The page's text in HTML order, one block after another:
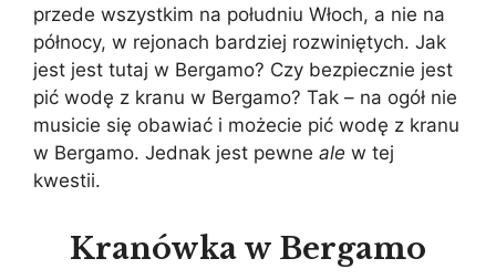
przede wszystkim na południu Włoch, a nie na
północy, w rejonach bardziej rozwiniętych. Jak
jest jest tutaj w Bergamo? Czy bezpiecznie jest
pić wodę z kranu w Bergamo? Tak – na ogół nie
musicie się obawiać i możecie pić wodę z kranu
w Bergamo. Jednak jest pewne ale w tej
kwestii.
Kranówka w Bergamo